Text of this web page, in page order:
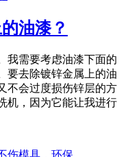
油漆？
我需要考虑油漆下面的
要去除镀锌金属上的油
不会过度损伤锌层的方
机，因为它能让我进行